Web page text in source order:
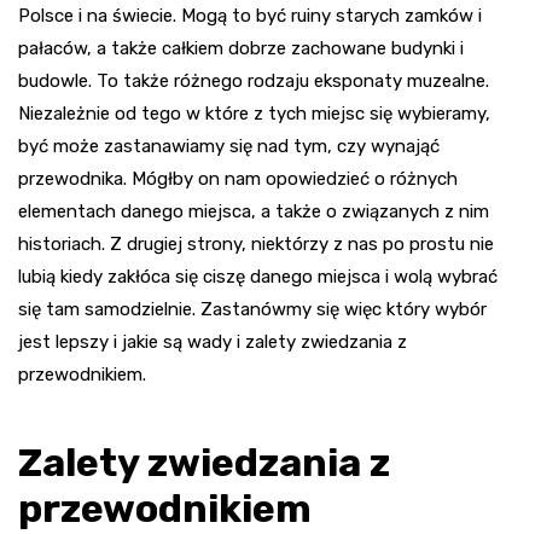
Polsce i na świecie. Mogą to być ruiny starych zamków i
pałaców, a także całkiem dobrze zachowane budynki i
budowle. To także różnego rodzaju eksponaty muzealne.
Niezależnie od tego w które z tych miejsc się wybieramy,
być może zastanawiamy się nad tym, czy wynająć
przewodnika. Mógłby on nam opowiedzieć o różnych
elementach danego miejsca, a także o związanych z nim
historiach. Z drugiej strony, niektórzy z nas po prostu nie
lubią kiedy zakłóca się ciszę danego miejsca i wolą wybrać
się tam samodzielnie. Zastanówmy się więc który wybór
jest lepszy i jakie są wady i zalety zwiedzania z
przewodnikiem.
Zalety zwiedzania z
przewodnikiem